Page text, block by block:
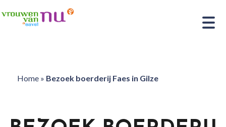
Home» Bezoek boerderij Faes in Gilze